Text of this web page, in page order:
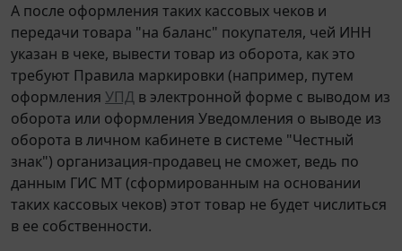
А после оформления таких кассовых чеков и
передачи товара "на баланс" покупателя, чей ИНН
указан в чеке, вывести товар из оборота, как это
требуют Правила маркировки (например, путем
оформления УПД в электронной форме с выводом из
оборота или оформления Уведомления о выводе из
оборота в личном кабинете в системе "Честный
знак") организация-продавец не сможет, ведь по
данным ГИС МТ (сформированным на основании
таких кассовых чеков) этот товар не будет числиться
в ее собственности.